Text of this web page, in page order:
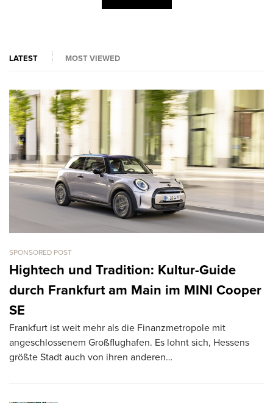
LATEST MOST VIEWED
SPONSORED POST
Hightech und Tradition: Kultur-Guide
durch Frankfurt am Main im MINI Cooper
SE
Frankfurt ist weit mehr als die Finanzmetropole mit
angeschlossenem Großflughafen. Es lohnt sich, Hessens
größte Stadt auch von ihren anderen…